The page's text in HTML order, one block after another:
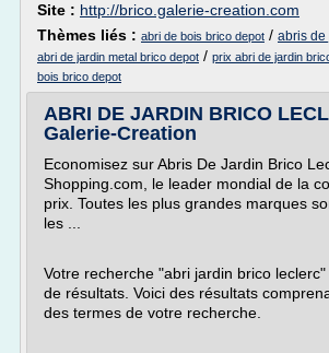
Site : http://brico.galerie-creation.com
Thèmes liés : abri de bois brico depot / abris de
abri de jardin metal brico depot / prix abri de jardin
bois brico depot
ABRI DE JARDIN BRICO
Galerie-Creation
Economisez sur Abris De Jardin Brico
Shopping.com, le leader mondial de la
prix. Toutes les plus grandes marques
les ...
Votre recherche "abri jardin brico
de résultats. Voici des résultats
des termes de votre recherche.